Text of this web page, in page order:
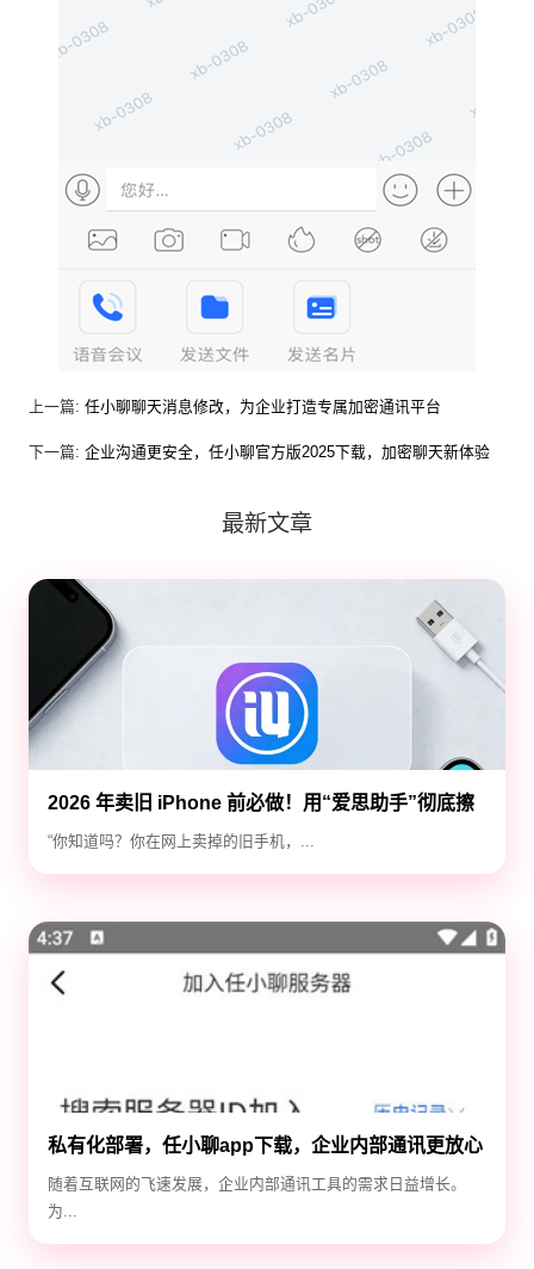
上一篇: 任小聊聊天消息修改，为企业打造专属加密通讯平台
下一篇: 企业沟通更安全，任小聊官方版2025下载，加密聊天新体验
最新文章
2026 年卖旧 iPhone 前必做！用“爱思助手”彻底擦
除隐私，防止数据泄露
“你知道吗？你在网上卖掉的旧手机，...
私有化部署，任小聊app下载，企业内部通讯更放心
随着互联网的飞速发展，企业内部通讯工具的需求日益增长。
为...